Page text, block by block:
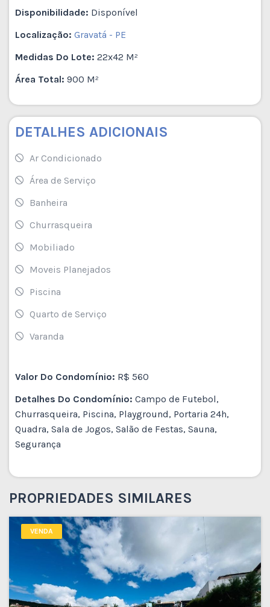
Disponibilidade: Disponível
Localização: Gravatá - PE
Medidas Do Lote:
22x42 M²
Área Total:
900 M²
DETALHES ADICIONAIS
Ar Condicionado
Área de Serviço
Banheira
Churrasqueira
Mobiliado
Moveis Planejados
Piscina
Quarto de Serviço
Varanda
Valor Do Condomínio: R$ 560
Detalhes Do Condomínio: Campo de Futebol,
Churrasqueira, Piscina, Playground, Portaria 24h,
Quadra, Sala de Jogos, Salão de Festas, Sauna,
Segurança
PROPRIEDADES SIMILARES
VENDA